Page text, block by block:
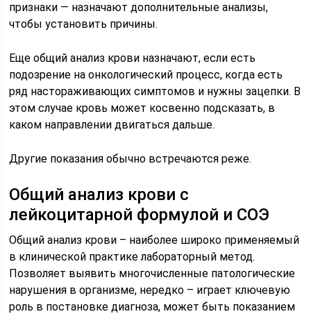
признаки — назначают дополнительные анализы,
чтобы установить причины.
Еще общий анализ крови назначают, если есть
подозрение на онкологический процесс, когда есть
ряд настораживающих симптомов и нужны зацепки. В
этом случае кровь может косвенно подсказать, в
каком направлении двигаться дальше.
Другие показания обычно встречаются реже.
Общий анализ крови с
лейкоцитарной формулой и СОЭ
Общий анализ крови – наиболее широко применяемый
в клинической практике лабораторный метод.
Позволяет выявить многочисленные патологические
нарушения в организме, нередко – играет ключевую
роль в постановке диагноза, может быть показанием